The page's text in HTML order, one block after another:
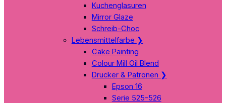
Kuchenglasuren
Mirror Glaze
Schreib-Choc
Lebensmittelfarbe ❯
Cake Painting
Colour Mill Oil Blend
Drucker & Patronen ❯
Epson 16
Serie 525-526